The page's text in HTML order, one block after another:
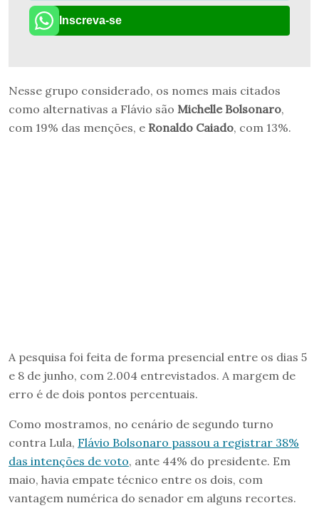
Inscreva-se
Nesse grupo considerado, os nomes mais citados
como alternativas a Flávio são Michelle Bolsonaro,
com 19% das menções, e Ronaldo Caiado, com 13%.
A pesquisa foi feita de forma presencial entre os dias 5
e 8 de junho, com 2.004 entrevistados. A margem de
erro é de dois pontos percentuais.
Como mostramos, no cenário de segundo turno
contra Lula, Flávio Bolsonaro passou a registrar 38%
das intenções de voto, ante 44% do presidente. Em
maio, havia empate técnico entre os dois, com
vantagem numérica do senador em alguns recortes.